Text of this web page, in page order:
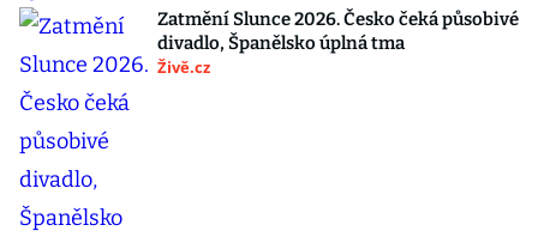
Zatmění Slunce 2026. Česko čeká působivé
divadlo, Španělsko úplná tma
Živě.cz